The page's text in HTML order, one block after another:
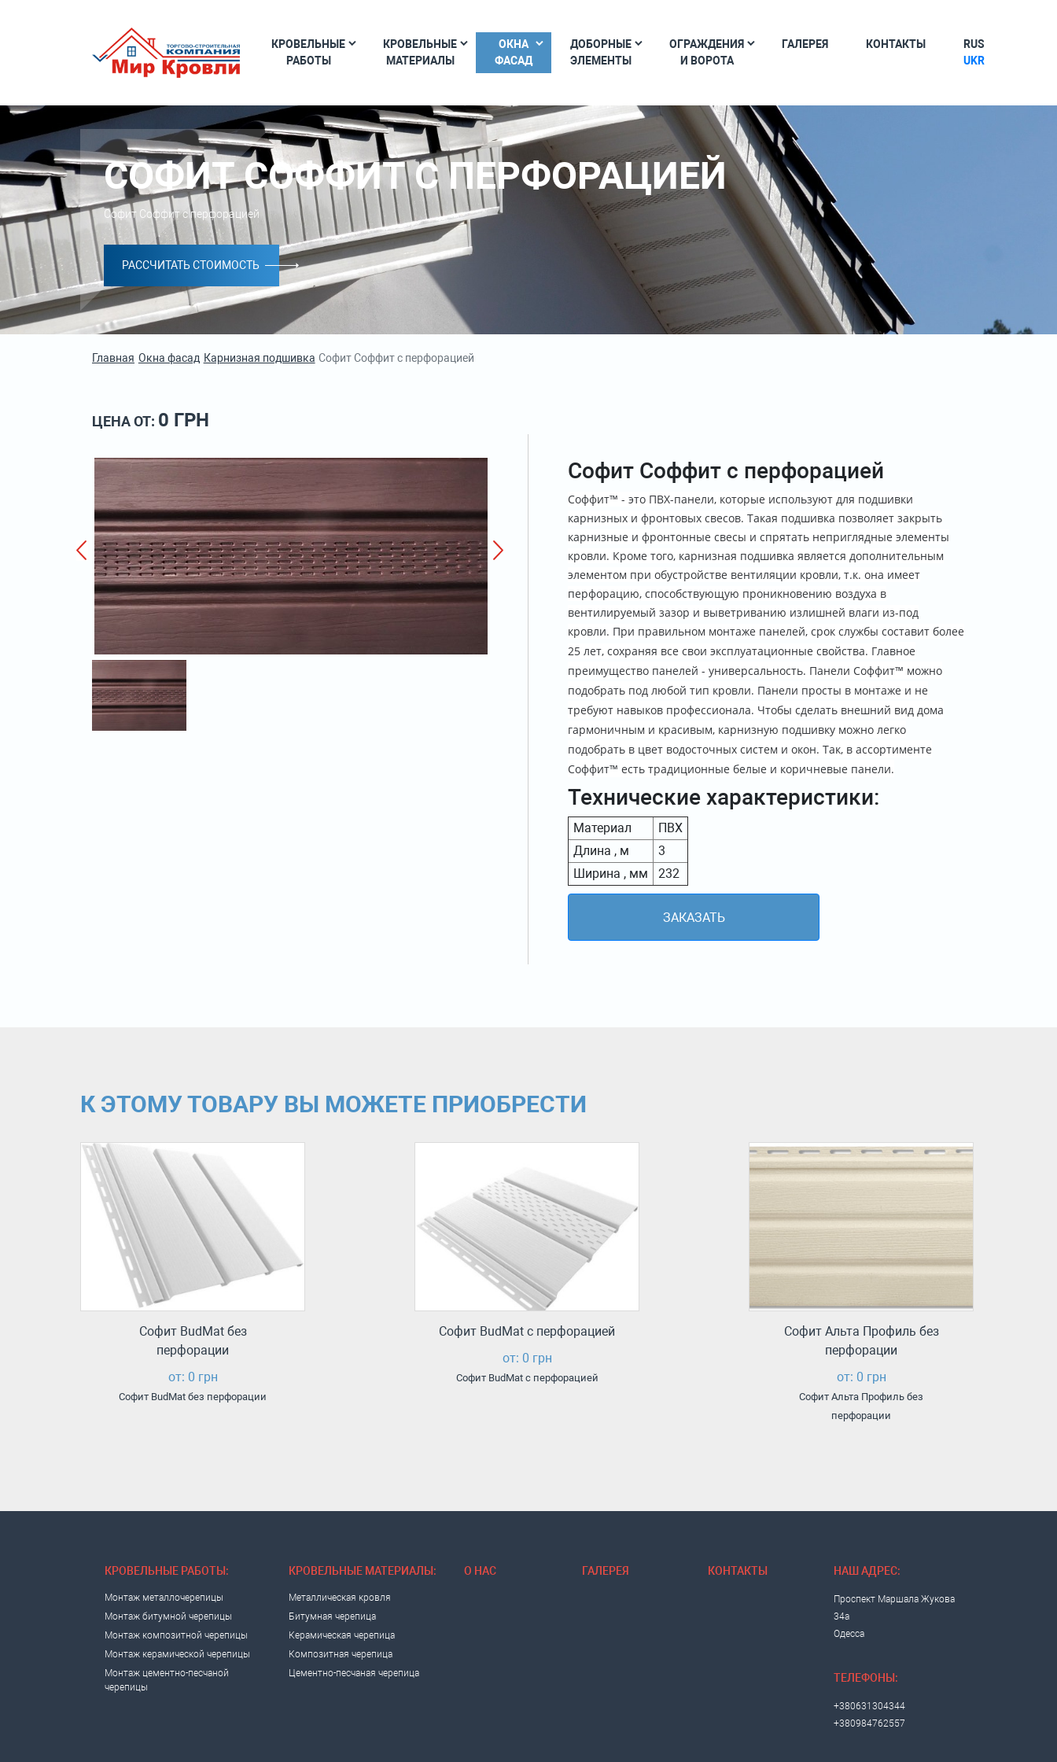
КРОВЕЛЬНЫЕ
РАБОТЫ
КРОВЕЛЬНЫЕ
МАТЕРИАЛЫ
ОКНА
ФАСАД
ДОБОРНЫЕ
ЭЛЕМЕНТЫ
ОГРАЖДЕНИЯ
И ВОРОТА
ГАЛЕРЕЯ КОНТАКТЫ
RUS
UKR
СОФИТ СОФФИТ С ПЕРФОРАЦИЕЙ
Софит Соффит с перфорацией
РАССЧИТАТЬ СТОИМОСТЬ
Главная Окна фасад Карнизная подшивка Софит Соффит с перфорацией
ЦЕНА ОТ: 0 ГРН
Софит Соффит с перфорацией
Соффит™ - это ПВХ-панели, которые используют для подшивки
карнизных и фронтовых свесов. Такая подшивка позволяет закрыть
карнизные и фронтонные свесы и спрятать неприглядные элементы
кровли. Кроме того, карнизная подшивка является дополнительным
элементом при обустройстве вентиляции кровли, т.к. она имеет
перфорацию, способствующую проникновению воздуха в
вентилируемый зазор и выветриванию излишней влаги из-под
кровли. При правильном монтаже панелей, срок службы составит более
25 лет, сохраняя все свои эксплуатационные свойства. Главное
преимущество панелей - универсальность. Панели Соффит™ можно
подобрать под любой тип кровли. Панели просты в монтаже и не
требуют навыков профессионала. Чтобы сделать внешний вид дома
гармоничным и красивым, карнизную подшивку можно легко
подобрать в цвет водосточных систем и окон. Так, в ассортименте
Соффит™ есть традиционные белые и коричневые панели.
Технические характеристики:
Материал
ПВХ
Длина , м
3
Ширина , мм
232
ЗАКАЗАТЬ
К ЭТОМУ ТОВАРУ ВЫ МОЖЕТЕ ПРИОБРЕСТИ
Софит BudMat без
перфорации
от: 0 грн
Софит BudMat без перфорации
Софит BudMat с перфорацией
от: 0 грн
Софит BudMat с перфорацией
Софит Альта Профиль без
перфорации
от: 0 грн
Софит Альта Профиль без
перфорации
КРОВЕЛЬНЫЕ РАБОТЫ:
Монтаж металлочерепицы
Монтаж битумной черепицы
Монтаж композитной черепицы
Монтаж керамической черепицы
Монтаж цементно-песчаной
черепицы
КРОВЕЛЬНЫЕ МАТЕРИАЛЫ:
Металлическая кровля
Битумная черепица
Керамическая черепица
Композитная черепица
Цементно-песчаная черепица
О НАС ГАЛЕРЕЯ КОНТАКТЫ НАШ АДРЕС:
Проспект Маршала Жукова
34а
Одесса
ТЕЛЕФОНЫ:
+380631304344
+380984762557